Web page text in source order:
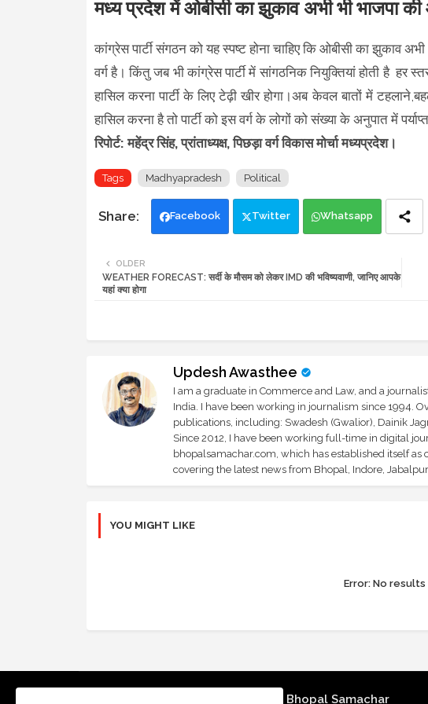
मध्य प्रदेश में ओबीसी का झुकाव अभी भी भाजपा
कांग्रेस पार्टी संगठन को यह स्पष्ट होना चाहिए कि ओबीसी का झुकाव
वर्ग है। किंतु जब भी कांग्रेस पार्टी में सांगठनिक नियुक्तियां होती है हर
हासिल करना पार्टी के लिए टेढ़ी खीर होगा।अब केवल बातों में
हासिल करना है तो पार्टी को इस वर्ग के लोगों को संख्या के अनुपात में पर्याप्त
रिपोर्ट: महेंद्र सिंह, प्रांताध्यक्ष, पिछड़ा वर्ग विकास मोर्चा मध्यप्रदेश।
Tags Madhyapradesh Political
Facebook Twitter Whatsapp
OLDER
WEATHER FORECAST: सर्दी के मौसम को लेकर IMD की भविष्यवाणी, जानिए आपके
यहां क्या होगा
Updesh Awasthee
I am a graduate in Commerce and Law, and a
India. I have been working in journalism since 1994.
publications, including: Swadesh (Gwalior), Dainik
Since 2012, I have been working full-time in digital
bhopalsamachar.com, which has established itself as
covering the latest news from Bhopal, Indore,
YOU MIGHT LIKE
Error:No results
Bhopal Samachar